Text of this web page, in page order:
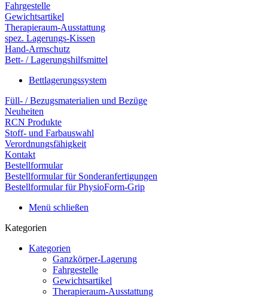
Fahrgestelle
Gewichtsartikel
Therapieraum-Ausstattung
spez. Lagerungs-Kissen
Hand-Armschutz
Bett- / Lagerungshilfsmittel
Bettlagerungssystem
Füll- / Bezugsmaterialien und Bezüge
Neuheiten
RCN Produkte
Stoff- und Farbauswahl
Verordnungsfähigkeit
Kontakt
Bestellformular
Bestellformular für Sonderanfertigungen
Bestellformular für PhysioForm-Grip
Menü schließen
Kategorien
Kategorien
Ganzkörper-Lagerung
Fahrgestelle
Gewichtsartikel
Therapieraum-Ausstattung